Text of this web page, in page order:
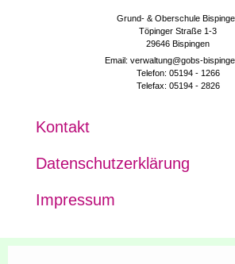
Grund- & Oberschule
Töpinger Straße 1-3
29646 Bispingen
Email: verwaltung@gobs-
Telefon: 05194 - 1266
Telefax: 05194 - 2826
Kon­takt
Daten­schutz­er­klä­rung
Impres­sum